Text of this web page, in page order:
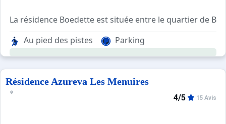
La résidence Boedette est située entre le quartier de
Elle se compose de 2 immeubles de 8 étages (avec
La résidence dispose d'un parking extérieur pour ses
Au pied des pistes Parking
Résidence Azureva Les Menuires
4/5 15 Avis